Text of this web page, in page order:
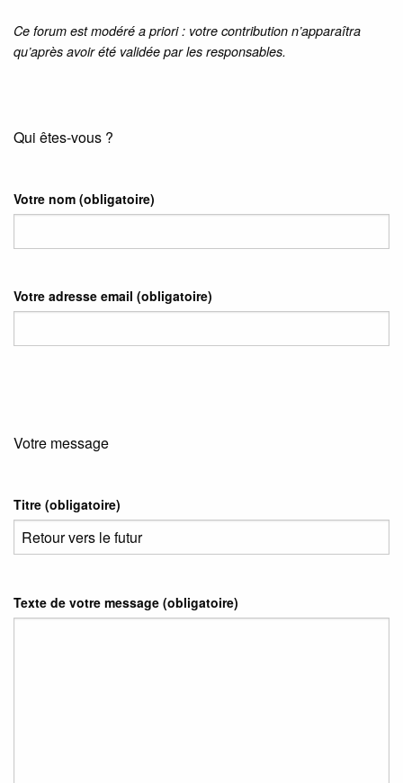
Ce forum est modéré a priori : votre contribution n’apparaîtra
qu’après avoir été validée par les responsables.
Qui êtes-vous ?
Votre nom (obligatoire)
Votre adresse email (obligatoire)
Votre message
Titre (obligatoire)
Texte de votre message (obligatoire)